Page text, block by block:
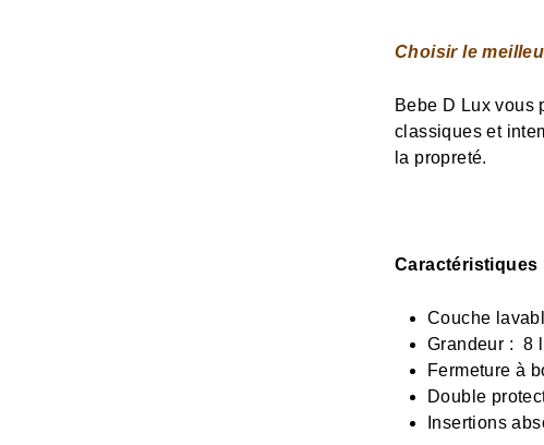
Choisir le
Bebe D Lux vous
classiques et
la propreté.
Caractéristiques
Couche
Grandeur : 8
Fermeture à
Double
Insertions